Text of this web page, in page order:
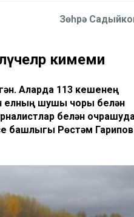
Зөһрә
кимеми
Аларда 113 кешенең
елның шушы чоры белән
белән очрашуда
башлыгы Рөстәм Гарипов